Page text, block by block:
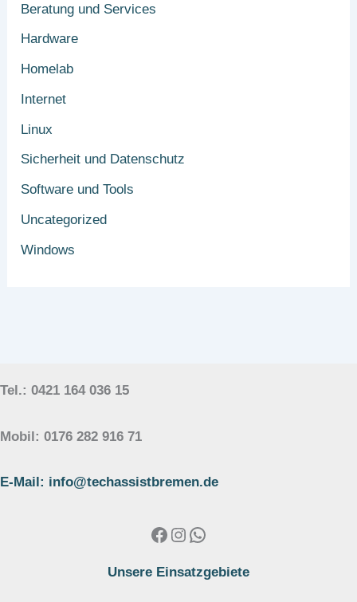
Beratung und Services
Hardware
Homelab
Internet
Linux
Sicherheit und Datenschutz
Software und Tools
Uncategorized
Windows
Tel.: 0421 164 036 15
Mobil: 0176 282 916 71
E-Mail: info@techassistbremen.de
Facebook
Instagram
WhatsApp
Unsere Einsatzgebiete